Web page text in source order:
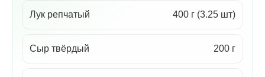
Лук репчатый 400 г (3.25 шт)
Сыр твёрдый 200 г